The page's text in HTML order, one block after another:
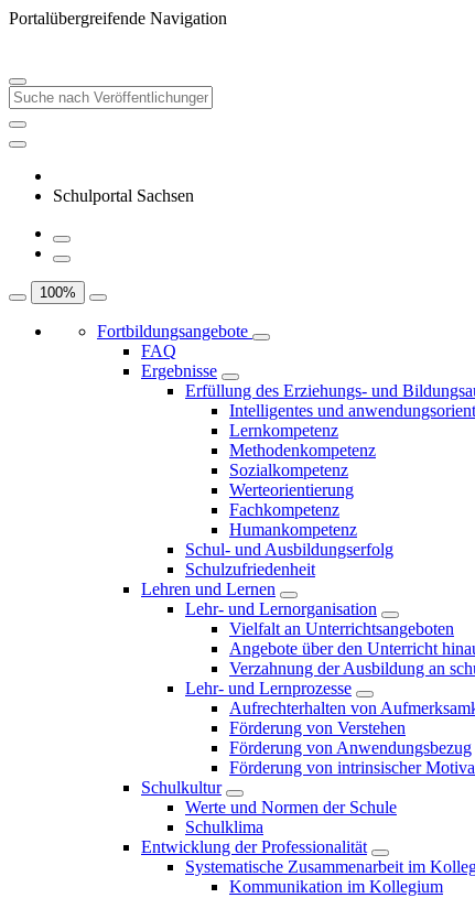
Portalübergreifende Navigation
Schulportal Sachsen
100%
Fortbildungsangebote
FAQ
Ergebnisse
Erfüllung des Erziehungs- und
Intelligentes und
Lernkompetenz
Methodenkompetenz
Sozialkompetenz
Werteorientierung
Fachkompetenz
Humankompetenz
Schul- und Ausbildungserfolg
Schulzufriedenheit
Lehren und Lernen
Lehr- und Lernorganisation
Vielfalt an Unterrichtsangeboten
Angebote über den Unterricht
Verzahnung der Ausbildung an
Lehr- und Lernprozesse
Aufrechterhalten von
Förderung von Verstehen
Förderung von Anwendungsbezug
Förderung von intrinsischer
Schulkultur
Werte und Normen der Schule
Schulklima
Entwicklung der Professionalität
Systematische Zusammenarbeit im
Kommunikation im Kollegium